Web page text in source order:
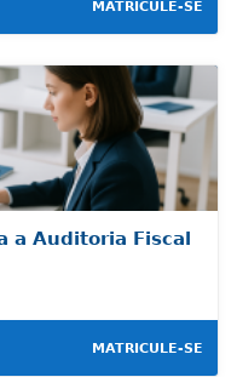
MATRICULE-SE
a Auditoria Fiscal
MATRICULE-SE